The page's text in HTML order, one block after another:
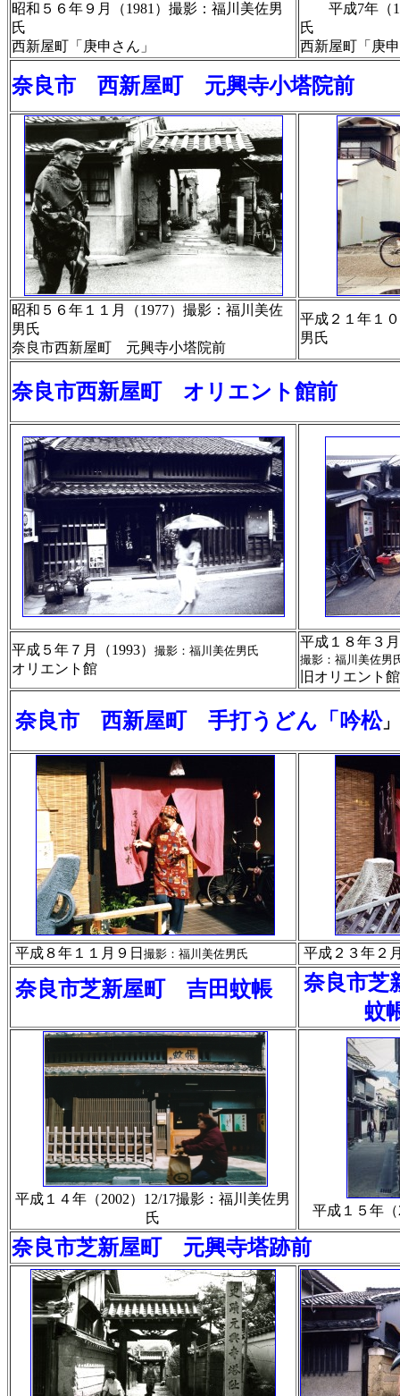
昭和５６年９月（1981）撮影：福川美佐男
氏
西新屋町「庚申さん」
平成7年（
氏
西新屋町「庚
奈良市 西新屋町 元興寺小塔院前
昭和５６年１１月（1977）撮影：福川美佐
男氏
奈良市西新屋町 元興寺小塔院前
平成２１年１
男氏
奈良市西新屋町 オリエント館前
平成５年７月（1993） 撮影：福川美佐男氏
オリエント館
平成１８年３
撮影：福川美佐男
旧オリエント
奈良市 西新屋町 手打うどん「吟松」
平成８年１１月９日 撮影：福川美佐男氏 平成２３年２
奈良市芝新屋町 吉田蚊帳
奈良市
蚊帳
平成１４年（2002）12/17撮影：福川美佐男
氏
平成１５年
奈良市芝新屋町 元興寺塔跡前